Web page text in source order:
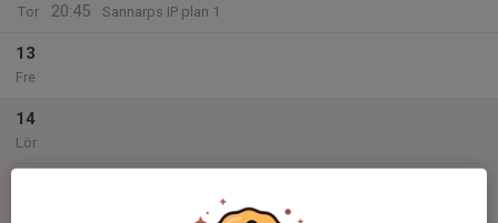
Tor
20:45
Sannarps IP plan 1
13
Fre
14
Lör